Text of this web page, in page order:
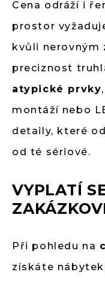
Cena odráží i
prostor
kvůli nerovným
preciznost
atypické prvky
montáží nebo
detaily, které
od té sériové.
VYPLATÍ
Při pohledu na
získáte